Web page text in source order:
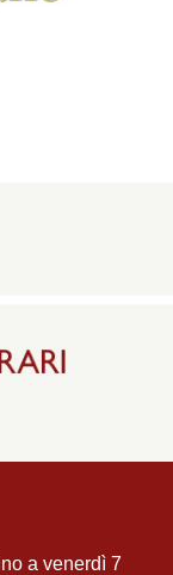
a venerdì 7